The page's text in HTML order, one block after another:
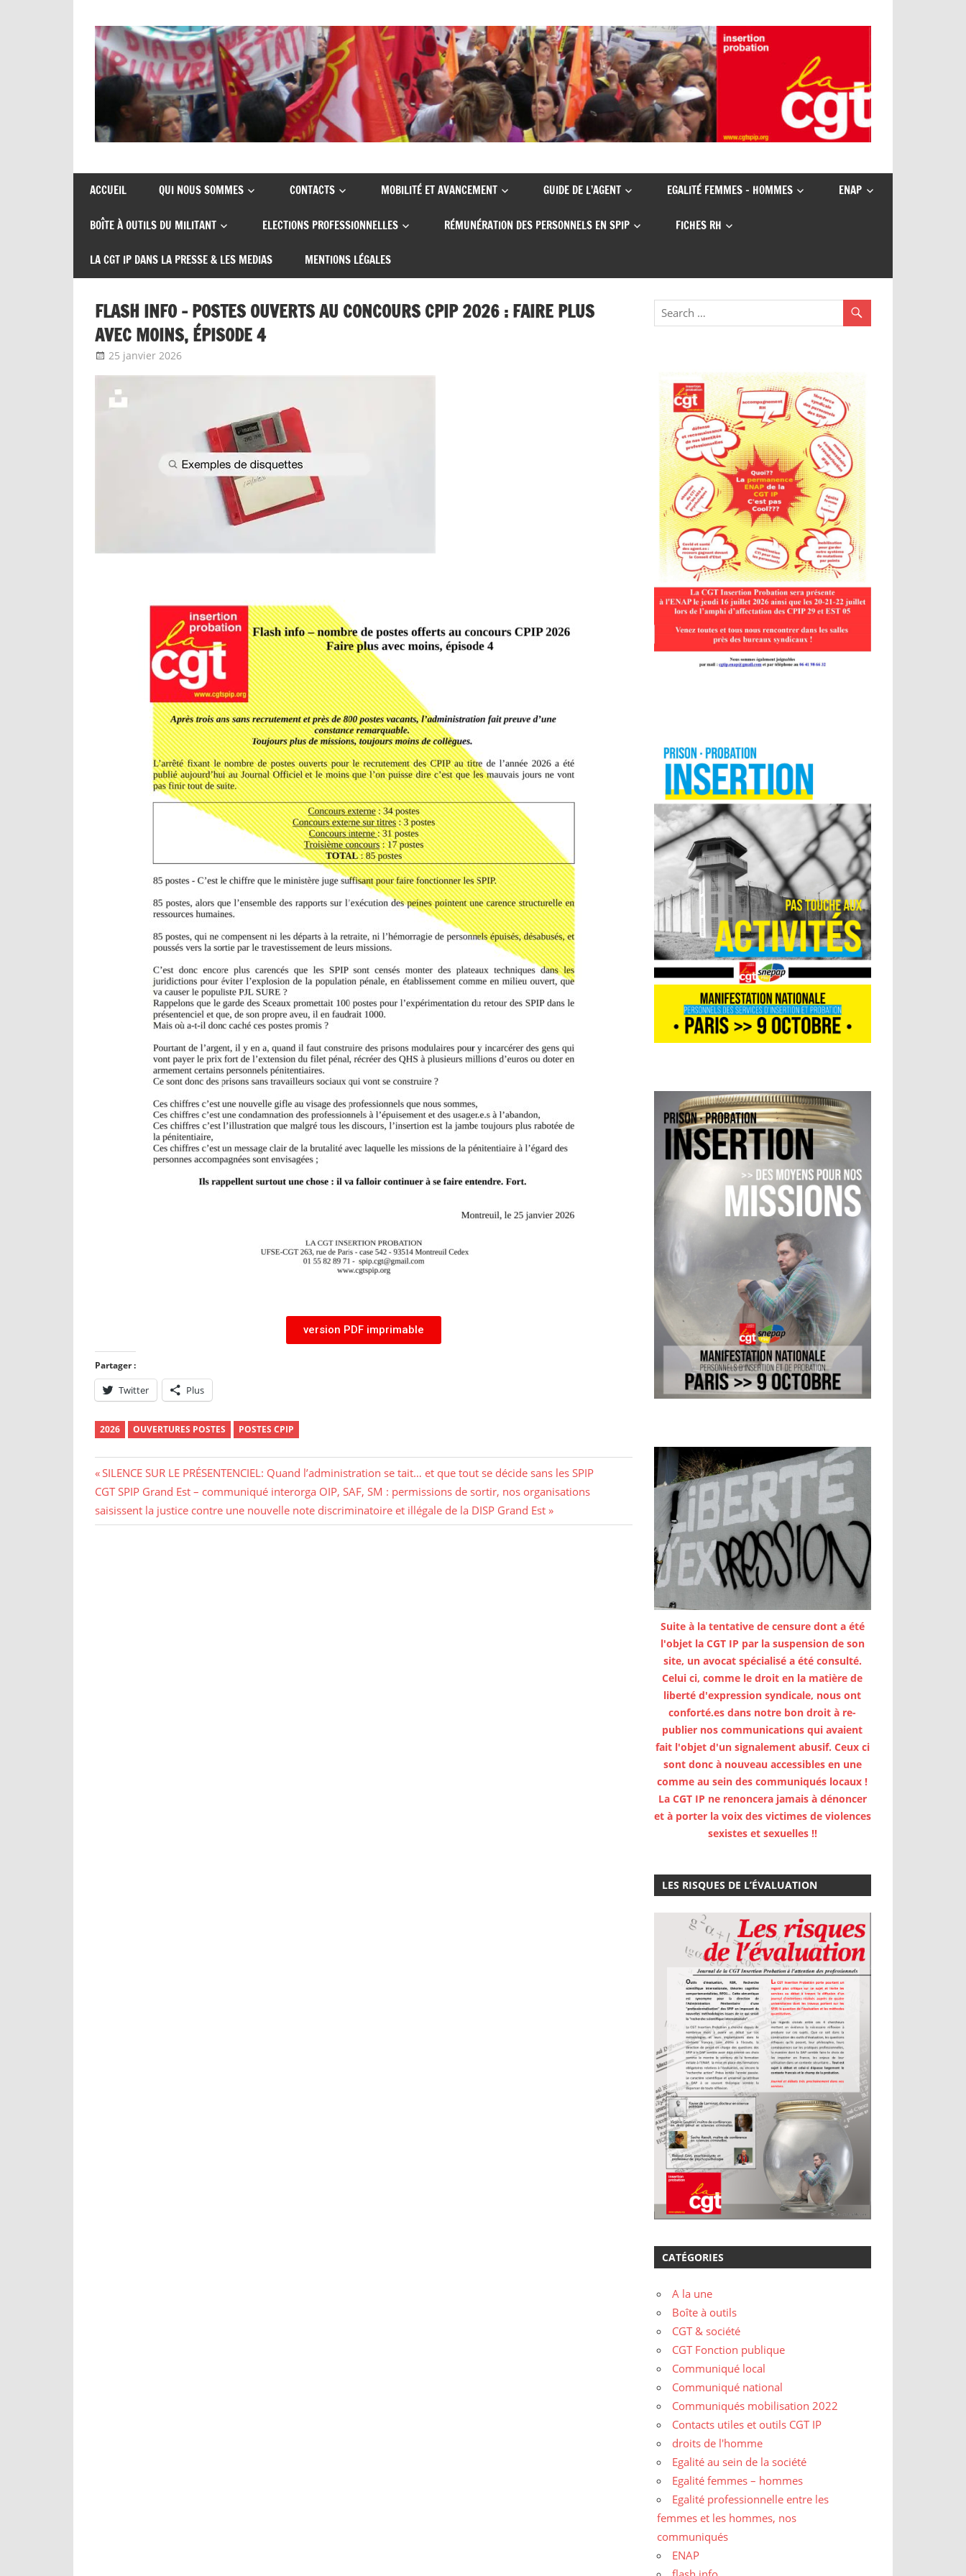
CGT
insertion
probation
de
syndicats
insertion
ACCUEIL QUI NOUS SOMMES CONTACTS MOBILITÉ ET AVANCEMENT GUIDE DE L’AGENT EGALITÉ FEMMES – HOMMES ENAP
BOÎTE À OUTILS DU MILITANT ELECTIONS PROFESSIONNELLES RÉMUNÉRATION DES PERSONNELS EN SPIP FICHES RH
LA CGT IP DANS LA PRESSE & LES MEDIAS MENTIONS LÉGALES
FLASH INFO – POSTES OUVERTS AU CONCOURS CPIP 2026 : FAIRE PLUS
AVEC MOINS, ÉPISODE 4
25 janvier 2026
version PDF imprimable
Partager :
Twitter Plus
2026 OUVERTURES POSTES POSTES CPIP
SILENCE SUR LE PRÉSENTENCIEL: Quand l’administration se tait… et que tout se décide sans les SPIP
CGT SPIP Grand Est – communiqué interorga OIP, SAF, SM : permissions de sortir, nos organisations
saisissent la justice contre une nouvelle note discriminatoire et illégale de la DISP Grand Est
Suite à la tentative de censure dont a été
l'objet la CGT IP par la suspension de son
site, un avocat spécialisé a été consulté.
Celui ci, comme le droit en la matière de
liberté d'expression syndicale, nous ont
conforté.es dans notre bon droit à re-
publier nos communications qui avaient
fait l'objet d'un signalement abusif. Ceux ci
sont donc à nouveau accessibles en une
comme au sein des communiqués locaux !
La CGT IP ne renoncera jamais à dénoncer
et à porter la voix des victimes de violences
sexistes et sexuelles !!
LES RISQUES DE L’ÉVALUATION
CATÉGORIES
A la une
Boîte à outils
CGT & société
CGT Fonction publique
Communiqué local
Communiqué national
Communiqués mobilisation 2022
Contacts utiles et outils CGT IP
droits de l'homme
Egalité au sein de la société
Egalité femmes – hommes
Egalité professionnelle entre les
femmes et les hommes, nos
communiqués
ENAP